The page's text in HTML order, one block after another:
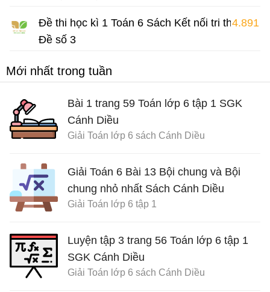
Đề thi học kì 1 Toán 6 Sách Kết nối tri thức
Đề số 3
4.891
Mới nhất trong tuần
Bài 1 trang 59 Toán lớp 6 tập 1 SGK
Cánh Diều
Giải Toán lớp 6 sách Cánh Diều
Giải Toán 6 Bài 13 Bội chung và Bội
chung nhỏ nhất Sách Cánh Diều
Giải Toán lớp 6 tập 1
Luyện tập 3 trang 56 Toán lớp 6 tập 1
SGK Cánh Diều
Giải Toán lớp 6 sách Cánh Diều